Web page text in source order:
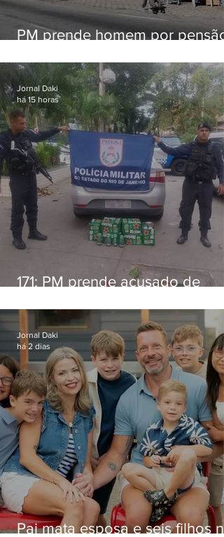
PM prende homem por pensão
171: PM prende acusado de
Niterói
Jornal Daki
há 15 horas
Pai mata esposa e seis filhos
Jornal Daki
há 2 dias